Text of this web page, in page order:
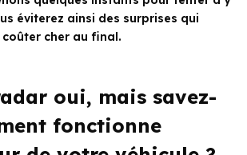
éviterez ainsi des surprises qui
cher au final.
oui, mais savez-
fonctionne